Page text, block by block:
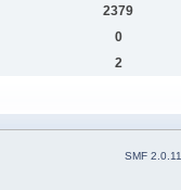
2379
0
2
SMF 2.0.11